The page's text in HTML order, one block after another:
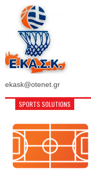
ekask@otenet.gr
SPORTS SOLUTIONS